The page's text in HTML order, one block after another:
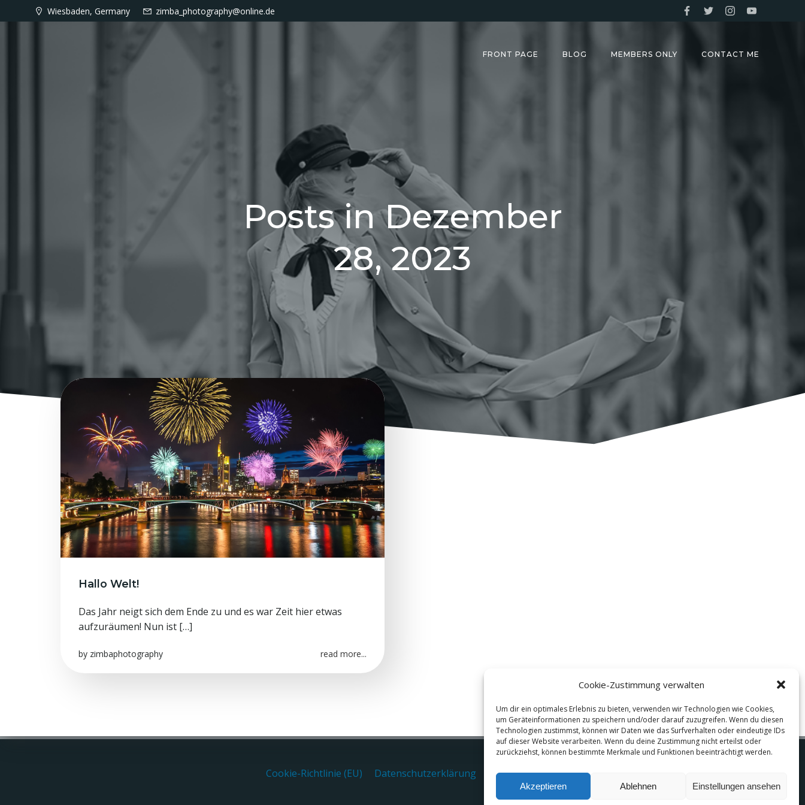
Cookie-Zustimmung verwalten
Um dir ein optimales Erlebnis zu bieten, verwenden wir Technologien wie Cookies,
um Geräteinformationen zu speichern und/oder darauf zuzugreifen. Wenn du diesen
Technologien zustimmst, können wir Daten wie das Surfverhalten oder eindeutige IDs
auf dieser Website verarbeiten. Wenn du deine Zustimmung nicht erteilst oder
zurückziehst, können bestimmte Merkmale und Funktionen beeinträchtigt werden.
Akzeptieren Ablehnen Einstellungen ansehen
Inhalt
Wiesbaden, Germany zimba_photography@online.de
FRONT PAGE BLOG MEMBERS ONLY CONTACT ME
Posts in Dezember
28, 2023
Hallo Welt!
Das Jahr neigt sich dem Ende zu und es war Zeit hier etwas
aufzuräumen! Nun ist […]
by zimbaphotography read more...
Cookie-Richtlinie (EU) Datenschutzerklärung Impressum